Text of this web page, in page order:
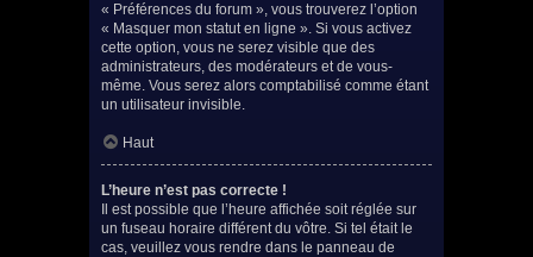
« Préférences du forum », vous trouverez l’option
« Masquer mon statut en ligne ». Si vous activez
cette option, vous ne serez visible que des
administrateurs, des modérateurs et de vous-
même. Vous serez alors comptabilisé comme étant
un utilisateur invisible.
Haut
L’heure n’est pas correcte !
Il est possible que l’heure affichée soit réglée sur
un fuseau horaire différent du vôtre. Si tel était le
cas, veuillez vous rendre dans le panneau de